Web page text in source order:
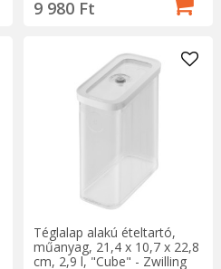
9 980 Ft
Téglalap alakú ételtartó,
műanyag, 21,4 x 10,7 x 22,8
cm, 2,9 l, "Cube" - Zwilling